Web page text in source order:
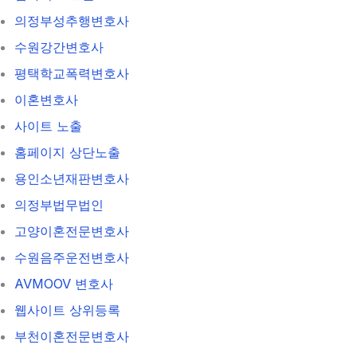
의정부성추행변호사
수원강간변호사
평택학교폭력변호사
이혼변호사
사이트 노출
홈페이지 상단노출
용인소년재판변호사
의정부법무법인
고양이혼전문변호사
수원음주운전변호사
AVMOOV 변호사
웹사이트 상위등록
부천이혼전문변호사